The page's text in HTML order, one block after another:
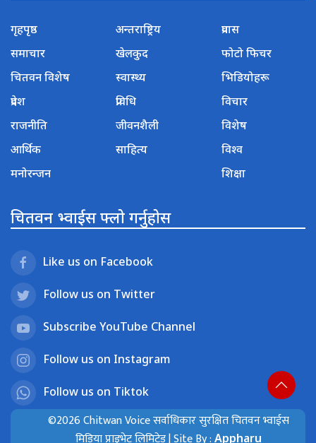
गृहपृष्ठ
समाचार
चितवन विशेष
प्रदेश
राजनीति
आर्थिक
मनोरन्जन
अन्तराष्ट्रिय
खेलकुद
स्वास्थ्य
प्रविधि
जीवनशैली
साहित्य
प्रवास
फोटो फिचर
भिडियोहरू
विचार
विशेष
विश्व
शिक्षा
चितवन भ्वाईस फ्लो गर्नुहोस
Like us on Facebook
Follow us on Twitter
Subscribe YouTube Channel
Follow us on Instagram
Follow us on Tiktok
©2026 Chitwan Voice सर्वाधिकार सुरक्षित चितवन भ्वाईस
मिडिया प्राइभेट लिमिटेड | Site By : Appharu